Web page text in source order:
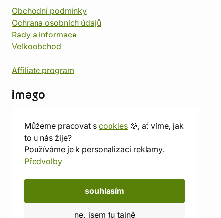
Můžeme pracovat s cookies 🍪, ať víme, jak
to u nás žije?
Používáme je k personalizaci reklamy.
Předvolby
souhlasím
ne, jsem tu tajně
Obchodní podmínky
Ochrana osobních údajů
Rady a informace
Velkoobchod
Affiliate program
imago
Prodejna
Herna
O nás
Hodnocení obchodu